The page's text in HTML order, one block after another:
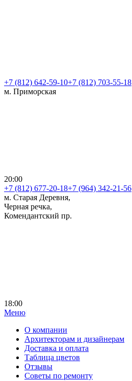
+7 (812) 642-59-10+7 (812) 703-55-18
м. Приморская
20:00
+7 (812) 677-20-18+7 (964) 342-21-56
м. Старая Деревня,
Черная речка,
Комендантский пр.
18:00
Меню|
О компании
Архитекторам и дизайнерам
Доставка и оплата
Таблица цветов
Отзывы
Советы по ремонту